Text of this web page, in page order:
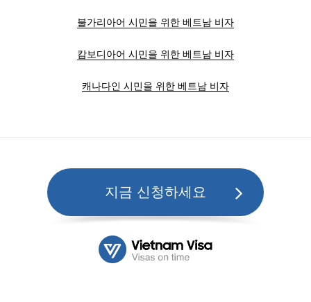
불가리아어 시민을 위한 베트남 비자
캄보디아어 시민을 위한 베트남 비자
캐나다인 시민을 위한 베트남 비자
지금 신청하세요